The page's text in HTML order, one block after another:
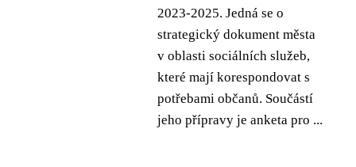
2023-2025. Jedná se o
strategický dokument města
v oblasti sociálních služeb,
které mají korespondovat s
potřebami občanů. Součástí
jeho přípravy je anketa pro ...